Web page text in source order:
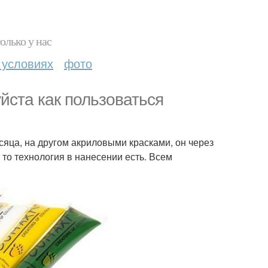
у нас
фото
как пользоваться
на другом акриловыми красками, он через
технология в нанесении есть. Всем